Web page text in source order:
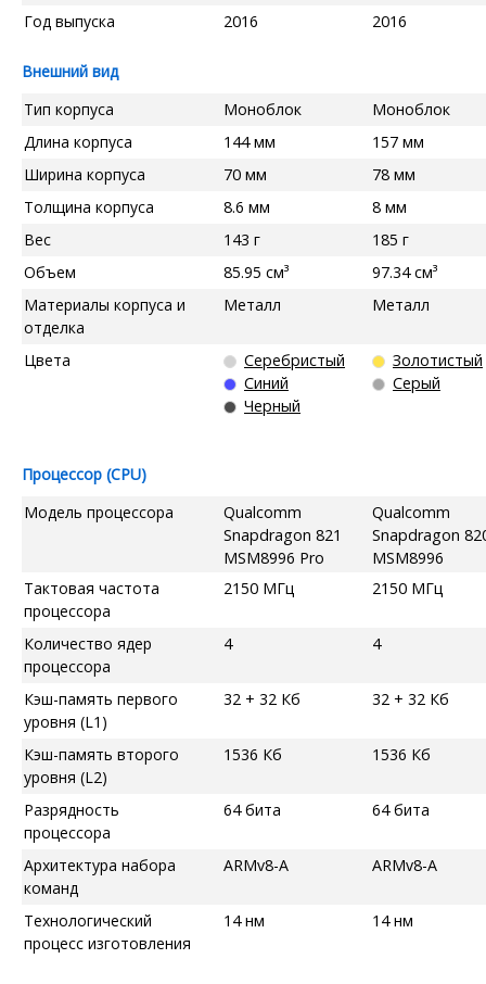
Год выпуска
2016 2016
Внешний вид
Тип корпуса
Моноблок
Моноблок
Длина корпуса
144 мм
157 мм
Ширина корпуса
70 мм
78 мм
Толщина корпуса
8.6 мм
8 мм
Вес
143 г
185 г
Объем
85.95 см³
97.34 см³
Материалы корпуса и
отделка
Металл Металл
Цвета
Серебристый
Синий
Черный
Золотистый
Серый
Процессор (CPU)
Модель процессора
Qualcomm
Snapdragon 821
MSM8996 Pro
Qualcomm
Snapdragon
MSM8996
Тактовая частота
процессора
2150 МГц 2150 МГц
Количество ядер
процессора
4 4
Кэш-память первого
уровня (L1)
32 + 32 Кб 32 + 32 Кб
Кэш-память второго
уровня (L2)
1536 Кб 1536 Кб
Разрядность
процессора
64 бита 64 бита
Архитектура набора
команд
ARMv8-A ARMv8-A
Технологический
процесс изготовления
14 нм 14 нм